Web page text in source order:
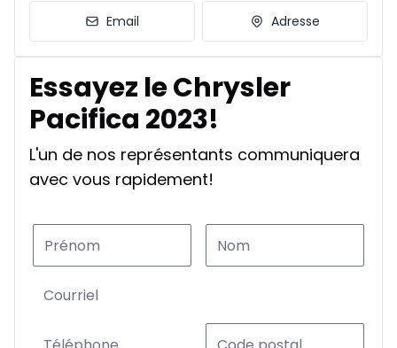
Email Adresse
Essayez le Chrysler
Pacifica 2023!
L'un de nos représentants communiquera
avec vous rapidement!